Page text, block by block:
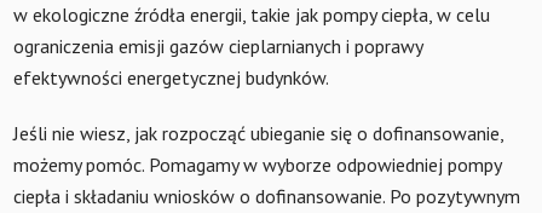
w ekologiczne źródła energii, takie jak pompy ciepła, w celu
ograniczenia emisji gazów cieplarnianych i poprawy
efektywności energetycznej budynków.
Jeśli nie wiesz, jak rozpocząć ubieganie się o dofinansowanie,
możemy pomóc. Pomagamy w wyborze odpowiedniej pompy
ciepła i składaniu wniosków o dofinansowanie. Po pozytywnym